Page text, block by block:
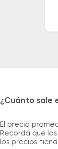
¿Cuánto sale
El precio
Recordá que
los precios